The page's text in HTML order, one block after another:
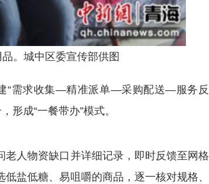
。城中区委宣传部供图
“需求收集—精准派单—采购配送—服务反
形成“一餐带办”模式。
人物资缺口并详细记录，即时反馈至网格
盐低糖、易咀嚼的商品，逐一核对规格、